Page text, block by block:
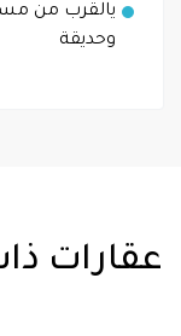
يالقرب من
وحديقة
عقارات